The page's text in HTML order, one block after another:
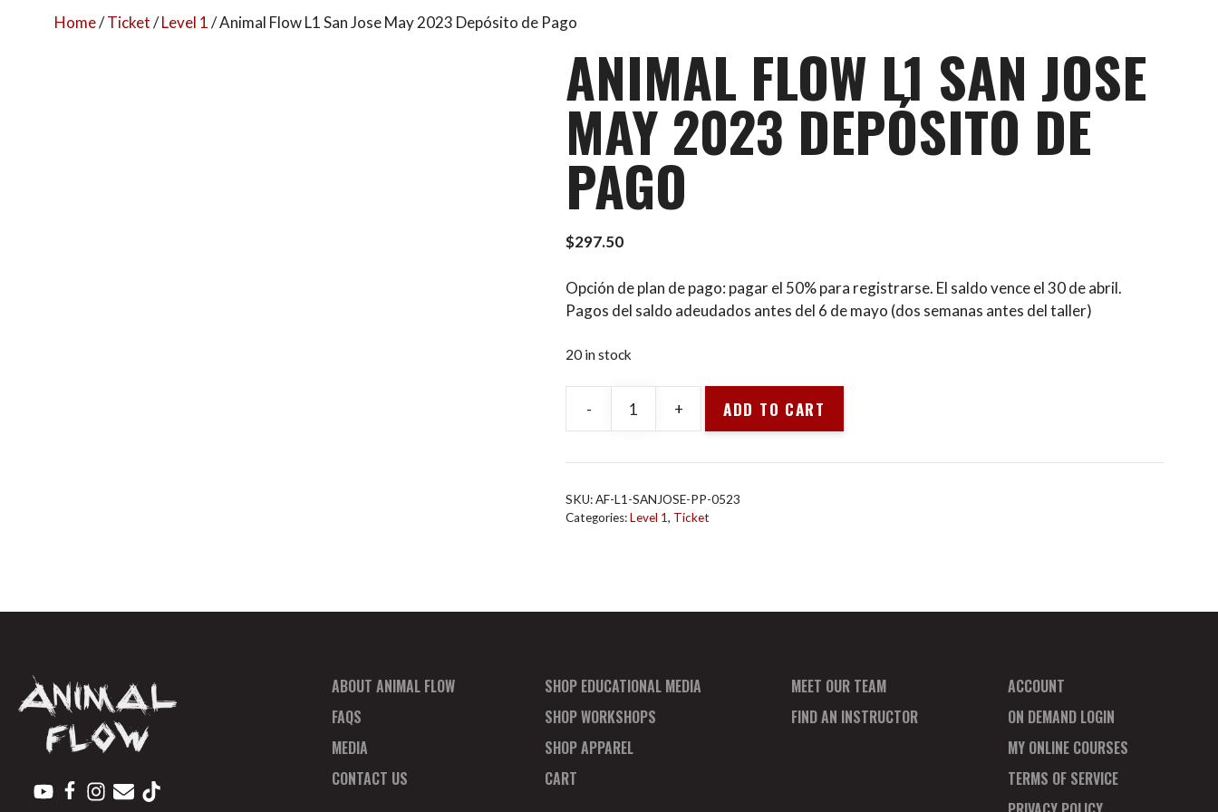
Home/Ticket/Level 1/ Animal Flow L1 San Jose May 2023 Depósito de Pago
ANIMAL FLOW L1 SAN JOSE
MAY 2023 DEPÓSITO DE
PAGO
$297.50
Opción de plan de pago: pagar el 50% para registrarse. El saldo vence el 30 de abril.
Pagos del saldo adeudados antes del 6 de mayo (dos semanas antes del taller)
20 in stock
-
L1
Jose
+ ADD TO CART
SKU:AF-L1-SANJOSE-PP-0523
Categories:Level 1, Ticket
ABOUT ANIMAL FLOW
FAQS
MEDIA
CONTACT US
SHOP EDUCATIONAL MEDIA
SHOP WORKSHOPS
SHOP APPAREL
CART
MEET OUR TEAM
FIND AN INSTRUCTOR
ACCOUNT
ON DEMAND LOGIN
MY ONLINE COURSES
TERMS OF SERVICE